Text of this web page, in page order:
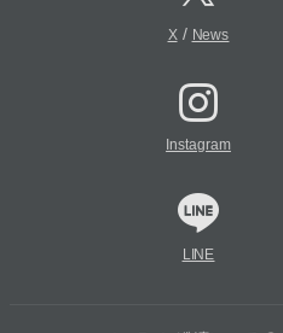
X/ News
Instagram
LINE